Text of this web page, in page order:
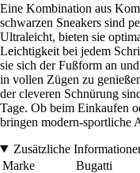
Eine Kombination aus
schwarzen Sneakers sind
Ultraleicht, bieten sie
Leichtigkeit bei jedem
sie sich der Fußform an
in vollen Zügen zu
der cleveren Schnürung
Tage. Ob beim Einkaufen
bringen modern-sportliche
Zusätzliche
Marke
Bugatti